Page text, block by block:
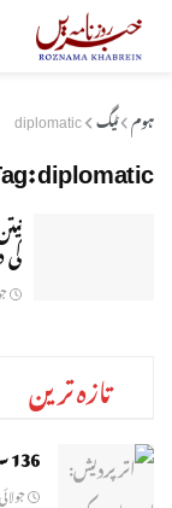
ہوم ٹیگ diplomatic
diplomatic
تازہ ترین
136 سال پرانی تاریخی مسجد میں داخلہ بند، نماز پر بھی پابندی!
جولائی 13, 2026